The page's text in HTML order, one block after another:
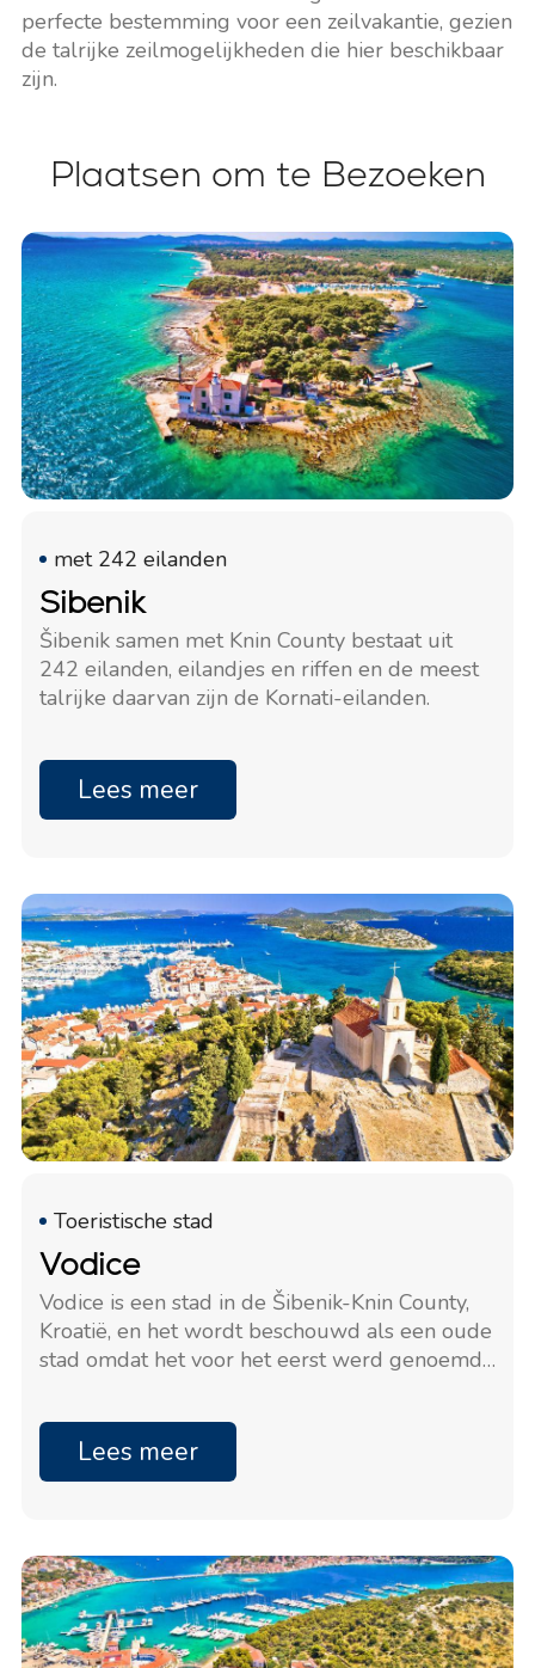
perfecte bestemming voor een zeilvakantie, gezien
de talrijke zeilmogelijkheden die hier beschikbaar
zijn.
Plaatsen om te Bezoeken
met 242 eilanden
Sibenik
Šibenik samen met Knin County bestaat uit
242 eilanden, eilandjes en riffen en de meest
talrijke daarvan zijn de Kornati-eilanden.
Lees meer
Toeristische stad
Vodice
Vodice is een stad in de Šibenik-Knin County,
Kroatië, en het wordt beschouwd als een oude
stad omdat het voor het eerst werd genoemd
Lees meer